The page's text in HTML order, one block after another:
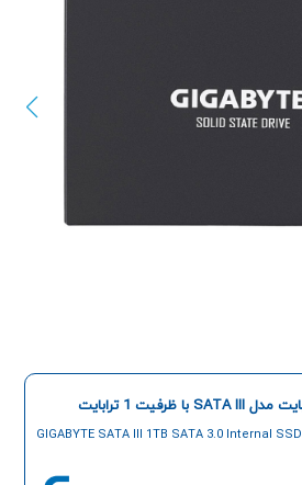
GIGABYTE SATA III 1TB SATA 3.0 Internal SSD